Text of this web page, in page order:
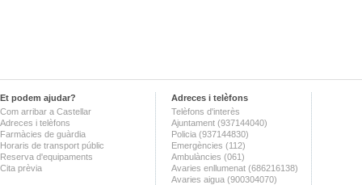
Et podem ajudar?
Com arribar a Castellar
Adreces i telèfons
Farmàcies de guàrdia
Horaris de transport públic
Reserva d'equipaments
Cita prèvia
Adreces i telèfons
Telèfons d'interès
Ajuntament (937144040)
Policia (937144830)
Emergències (112)
Ambulàncies (061)
Avaries enllumenat (686216138)
Avaries aigua (900304070)